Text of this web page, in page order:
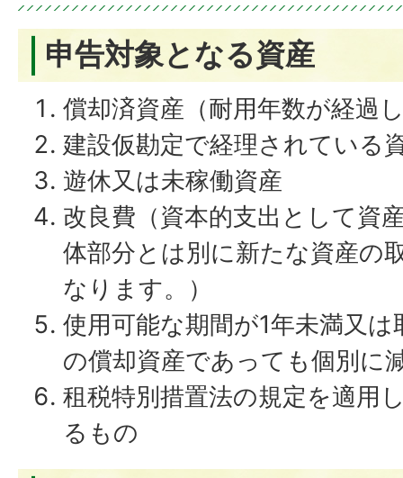
申告対象となる資産
償却済資産（耐用年数が経過
建設仮勘定で経理されている
遊休又は未稼働資産
改良費（資本的支出として資
体部分とは別に新たな資産の
なります。）
使用可能な期間が1年未満又
の償却資産であっても個別に
租税特別措置法の規定を適用
るもの